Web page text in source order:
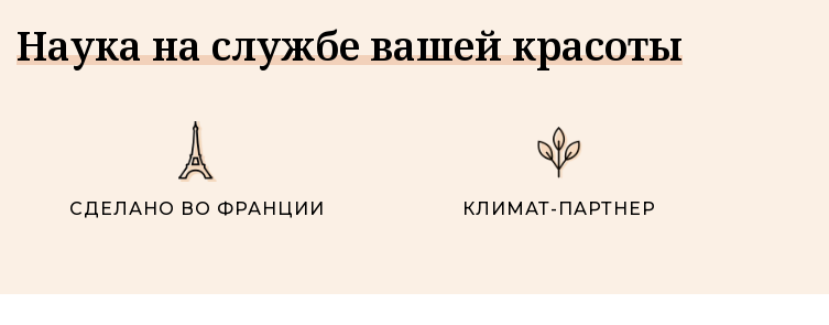
Наука на службе вашей красоты
СДЕЛАНО ВО ФРАНЦИИ КЛИМАТ-ПАРТНЕР